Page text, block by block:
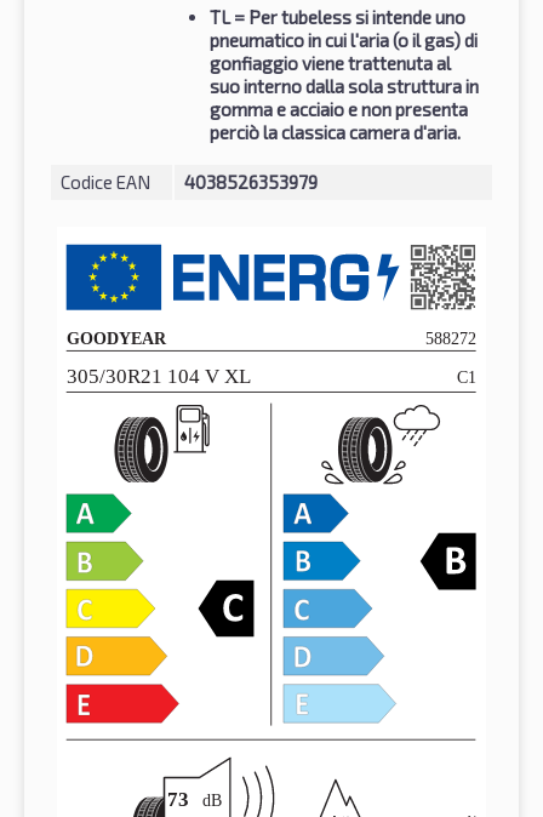
TL= Per tubeless si intende uno
pneumatico in cui l'aria (o il gas) di
gonfiaggio viene trattenuta al
suo interno dalla sola struttura in
gomma e acciaio e non presenta
perciò la classica camera d'aria.
Codice EAN 4038526353979